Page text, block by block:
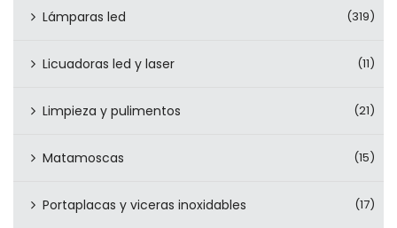
Lámparas led (319)
Licuadoras led y laser (11)
Limpieza y pulimentos (21)
Matamoscas (15)
Portaplacas y viceras inoxidables (17)